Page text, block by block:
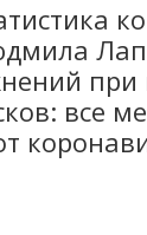
все